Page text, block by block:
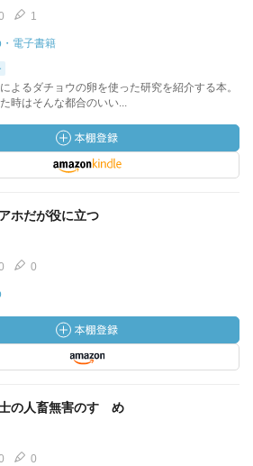
1
電子書籍
よるダチョウの卵を使った研究を紹介する本。
時はそんな都合のいい...
ホだが役に立つ
0
の人畜無害のすゝめ
0